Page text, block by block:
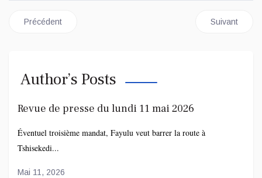
Article précédent : Kisangani : l’Union africaine condamne
Précédent Article
Suivant
Author’s Posts
Revue de presse du lundi 11 mai 2026
Éventuel troisième mandat, Fayulu veut barrer la route à
Tshisekedi...
Mai 11, 2026